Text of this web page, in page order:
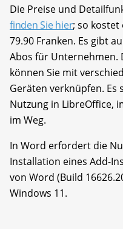
Die Preise und
finden Sie hier; so kostet
79.90 Franken. Es gibt
Abos für Unternehmen.
können Sie mit
Geräten verknüpfen. Es
Nutzung in LibreOffice,
im Weg.
In Word erfordert die
Installation eines Add-
von Word (Build
Windows 11.